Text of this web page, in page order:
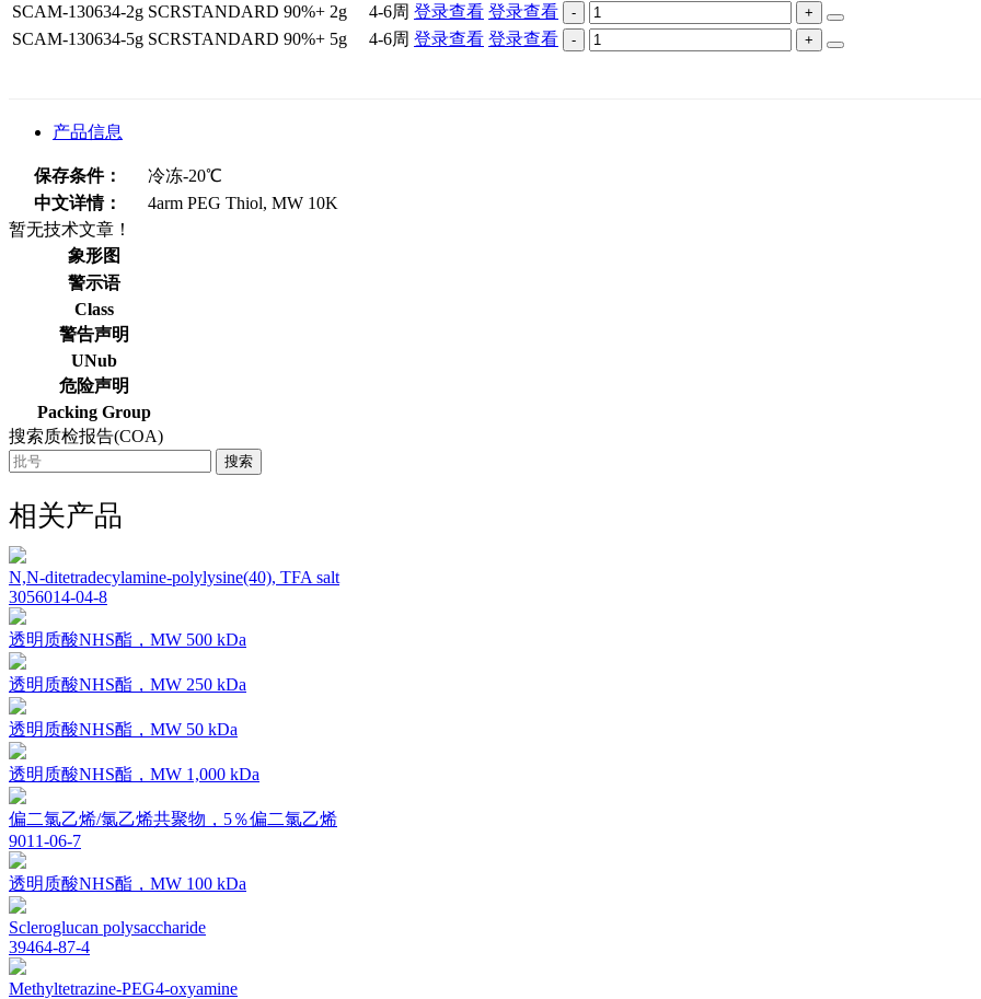
SCAM-130634-2g SCRSTANDARD 90%+ 2g 4-6周 登录查看 登录查看 - +
SCAM-130634-5g SCRSTANDARD 90%+ 5g 4-6周 登录查看 登录查看 - +
产品信息
保存条件：
冷冻-20℃
中文详情：
4arm PEG Thiol, MW 10K
暂无技术文章！
象形图
警示语
Class
警告声明
UNub
危险声明
Packing Group
搜索质检报告(COA)
搜索
相关产品
N,N-ditetradecylamine-polylysine(40), TFA salt
3056014-04-8
透明质酸NHS酯，MW 500 kDa
透明质酸NHS酯，MW 250 kDa
透明质酸NHS酯，MW 50 kDa
透明质酸NHS酯，MW 1,000 kDa
偏二氯乙烯/氯乙烯共聚物，5％偏二氯乙烯
9011-06-7
透明质酸NHS酯，MW 100 kDa
Scleroglucan polysaccharide
39464-87-4
Methyltetrazine-PEG4-oxyamine